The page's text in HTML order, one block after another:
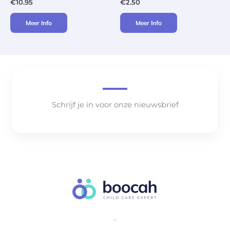
€10.95
Meer Info
€2.50
Meer Info
Schrijf je in voor onze nieuwsbrief
..